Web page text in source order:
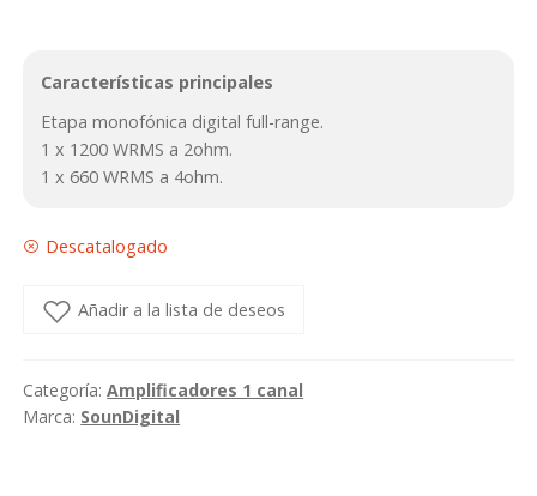
Características principales
Etapa monofónica digital full-range.
1 x 1200 WRMS a 2ohm.
1 x 660 WRMS a 4ohm.
Descatalogado
Añadir a la lista de deseos
Categoría:Amplificadores 1 canal
Marca: SounDigital